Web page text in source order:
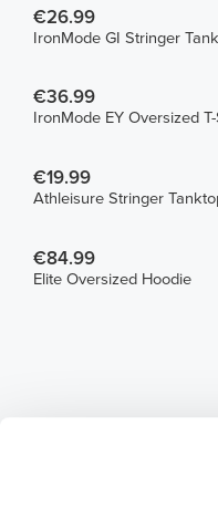
€26.99
IronMode GI Stringer
€36.99
IronMode EY Oversized
€19.99
Athleisure Stringer
€84.99
Elite Oversized Hoodie